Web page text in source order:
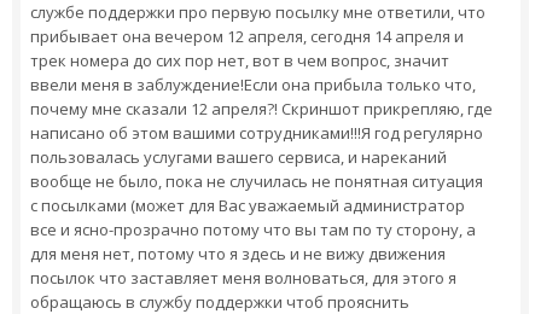
службе поддержки про первую посылку мне ответили, что
прибывает она вечером 12 апреля, сегодня 14 апреля и
трек номера до сих пор нет, вот в чем вопрос, значит
ввели меня в заблуждение!Если она прибыла только что,
почему мне сказали 12 апреля?! Скриншот прикрепляю, где
написано об этом вашими сотрудниками!!!Я год регулярно
пользовалась услугами вашего сервиса, и нареканий
вообще не было, пока не случилась не понятная ситуация
с посылками (может для Вас уважаемый администратор
все и ясно-прозрачно потому что вы там по ту сторону, а
для меня нет, потому что я здесь и не вижу движения
посылок что заставляет меня волноваться, для этого я
обращаюсь в службу поддержки чтоб прояснить